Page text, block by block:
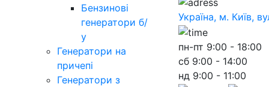
Бензинові
генератори б/
у
Генератори на
причепі
Генератори з
Україна, м. Київ,
пн-пт 9:00 - 18:00
сб 9:00 - 14:00
нд 9:00 - 11:00